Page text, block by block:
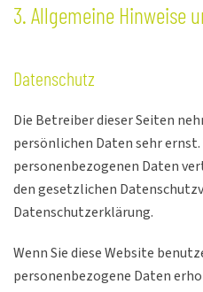
3. Allgemeine Hinweise
Datenschutz
Die Betreiber dieser Seiten
persönlichen Daten sehr
personenbezogenen Daten
den gesetzlichen
Datenschutzerklärung.
Wenn Sie diese Website
personenbezogene Daten